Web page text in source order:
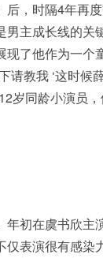
时隔4年再度
男主成长线的
了他作为一
请教我 ‘这时
岁同龄小演员
在虞书欣主
表演很有感